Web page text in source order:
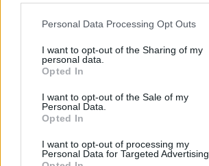
Personal Data Processing Opt Outs
I want to opt-out of the Sharing of my
personal data.
Opted In
I want to opt-out of the Sale of my
Personal Data.
Opted In
I want to opt-out of processing my
Personal Data for Targeted Advertising.